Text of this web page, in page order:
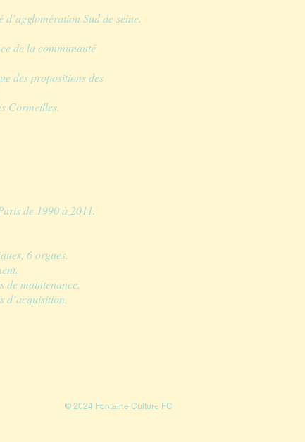
Sud de seine.
de la communauté
des propositions des
Cormeilles.
de 1990 à 2011.
6 orgues.
de maintenance.
d’acquisition.
© 2024 Fontaine Culture FC